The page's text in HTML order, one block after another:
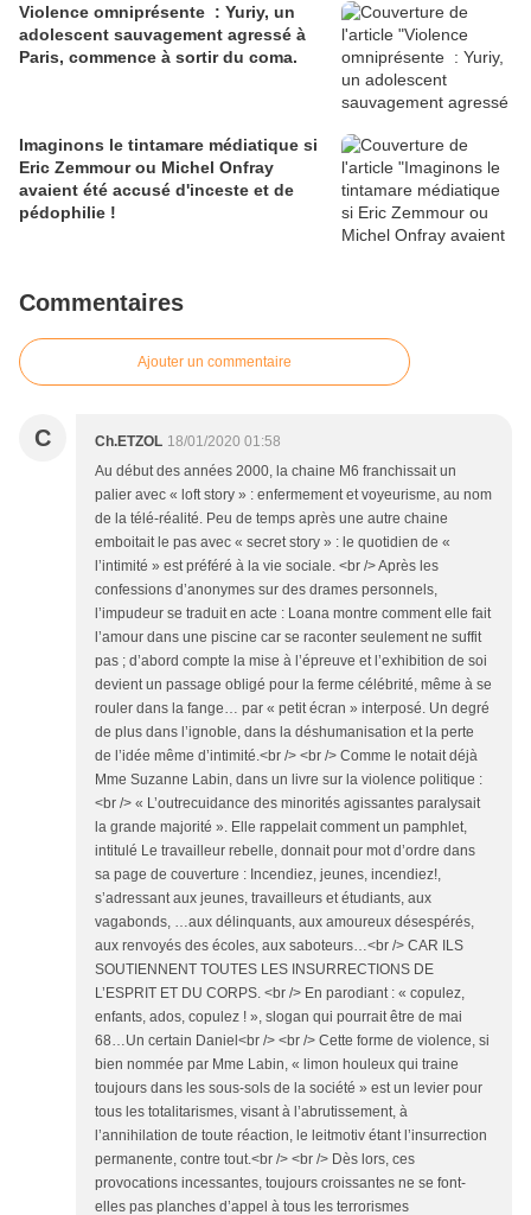
Violence omniprésente : Yuriy, un
adolescent sauvagement agressé à
Paris, commence à sortir du coma.
Imaginons le tintamare médiatique si
Eric Zemmour ou Michel Onfray
avaient été accusé d'inceste et de
pédophilie !
Commentaires
Ajouter un commentaire
C Ch.ETZOL 18/01/2020 01:58
Au début des années 2000, la chaine M6 franchissait un
palier avec « loft story » : enfermement et voyeurisme, au nom
de la télé-réalité. Peu de temps après une autre chaine
emboitait le pas avec « secret story » : le quotidien de «
l’intimité » est préféré à la vie sociale. <br /> Après les
confessions d’anonymes sur des drames personnels,
l’impudeur se traduit en acte : Loana montre comment elle fait
l’amour dans une piscine car se raconter seulement ne suffit
pas ; d’abord compte la mise à l’épreuve et l’exhibition de soi
devient un passage obligé pour la ferme célébrité, même à se
rouler dans la fange… par « petit écran » interposé. Un degré
de plus dans l’ignoble, dans la déshumanisation et la perte
de l’idée même d’intimité.<br /> <br /> Comme le notait déjà
Mme Suzanne Labin, dans un livre sur la violence politique :
<br /> « L’outrecuidance des minorités agissantes paralysait
la grande majorité ». Elle rappelait comment un pamphlet,
intitulé Le travailleur rebelle, donnait pour mot d’ordre dans
sa page de couverture : Incendiez, jeunes, incendiez!,
s’adressant aux jeunes, travailleurs et étudiants, aux
vagabonds, …aux délinquants, aux amoureux désespérés,
aux renvoyés des écoles, aux saboteurs…<br /> CAR ILS
SOUTIENNENT TOUTES LES INSURRECTIONS DE
L’ESPRIT ET DU CORPS. <br /> En parodiant : « copulez,
enfants, ados, copulez ! », slogan qui pourrait être de mai
68…Un certain Daniel<br /> <br /> Cette forme de violence, si
bien nommée par Mme Labin, « limon houleux qui traine
toujours dans les sous-sols de la société » est un levier pour
tous les totalitarismes, visant à l’abrutissement, à
l’annihilation de toute réaction, le leitmotiv étant l’insurrection
permanente, contre tout.<br /> <br /> Dès lors, ces
provocations incessantes, toujours croissantes ne se font-
elles pas planches d’appel à tous les terrorismes